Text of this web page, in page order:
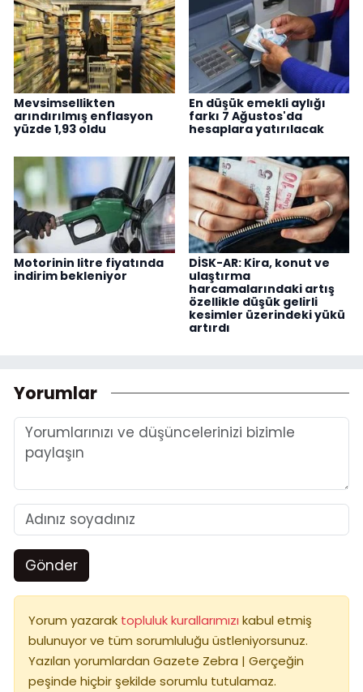
Mevsimsellikten
arındırılmış enflasyon
yüzde 1,93 oldu
En düşük emekli aylığı
farkı 7 Ağustos'da
hesaplara yatırılacak
Motorinin litre fiyatında
indirim bekleniyor
DİSK-AR: Kira, konut ve
ulaştırma
harcamalarındaki artış
özellikle düşük gelirli
kesimler üzerindeki yükü
artırdı
Yorumlar
Gönder
Yorum yazarak topluluk kurallarımızı kabul etmiş
bulunuyor ve tüm sorumluluğu üstleniyorsunuz.
Yazılan yorumlardan Gazete Zebra | Gerçeğin
peşinde hiçbir şekilde sorumlu tutulamaz.